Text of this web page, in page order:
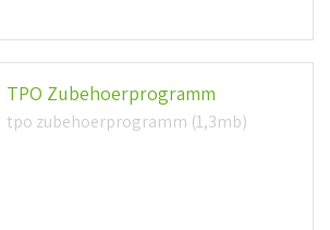
TPO Zubehoerprogramm
tpo zubehoerprogramm (1,3mb)